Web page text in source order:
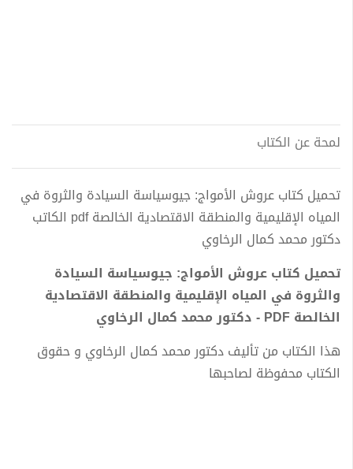
لمحة عن الكتاب
تحميل كتاب عروش الأمواج: جيوسياسة السيادة والثروة في
المياه الإقليمية والمنطقة الاقتصادية الخالصة pdf الكاتب
دكتور محمد كمال الرخاوي
تحميل كتاب عروش الأمواج: جيوسياسة السيادة
والثروة في المياه الإقليمية والمنطقة الاقتصادية
الخالصة PDF - دكتور محمد كمال الرخاوي
هذا الكتاب من تأليف دكتور محمد كمال الرخاوي و حقوق
الكتاب محفوظة لصاحبها